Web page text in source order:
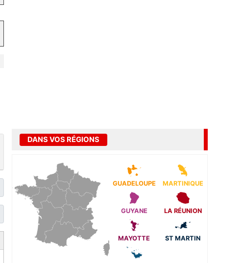
DANS VOS RÉGIONS
GUADELOUPE MARTINIQUE
GUYANE LA RÉUNION
MAYOTTE ST MARTIN